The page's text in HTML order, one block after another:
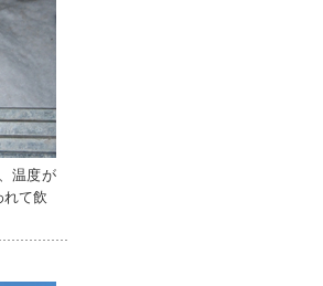
温度が
て飲